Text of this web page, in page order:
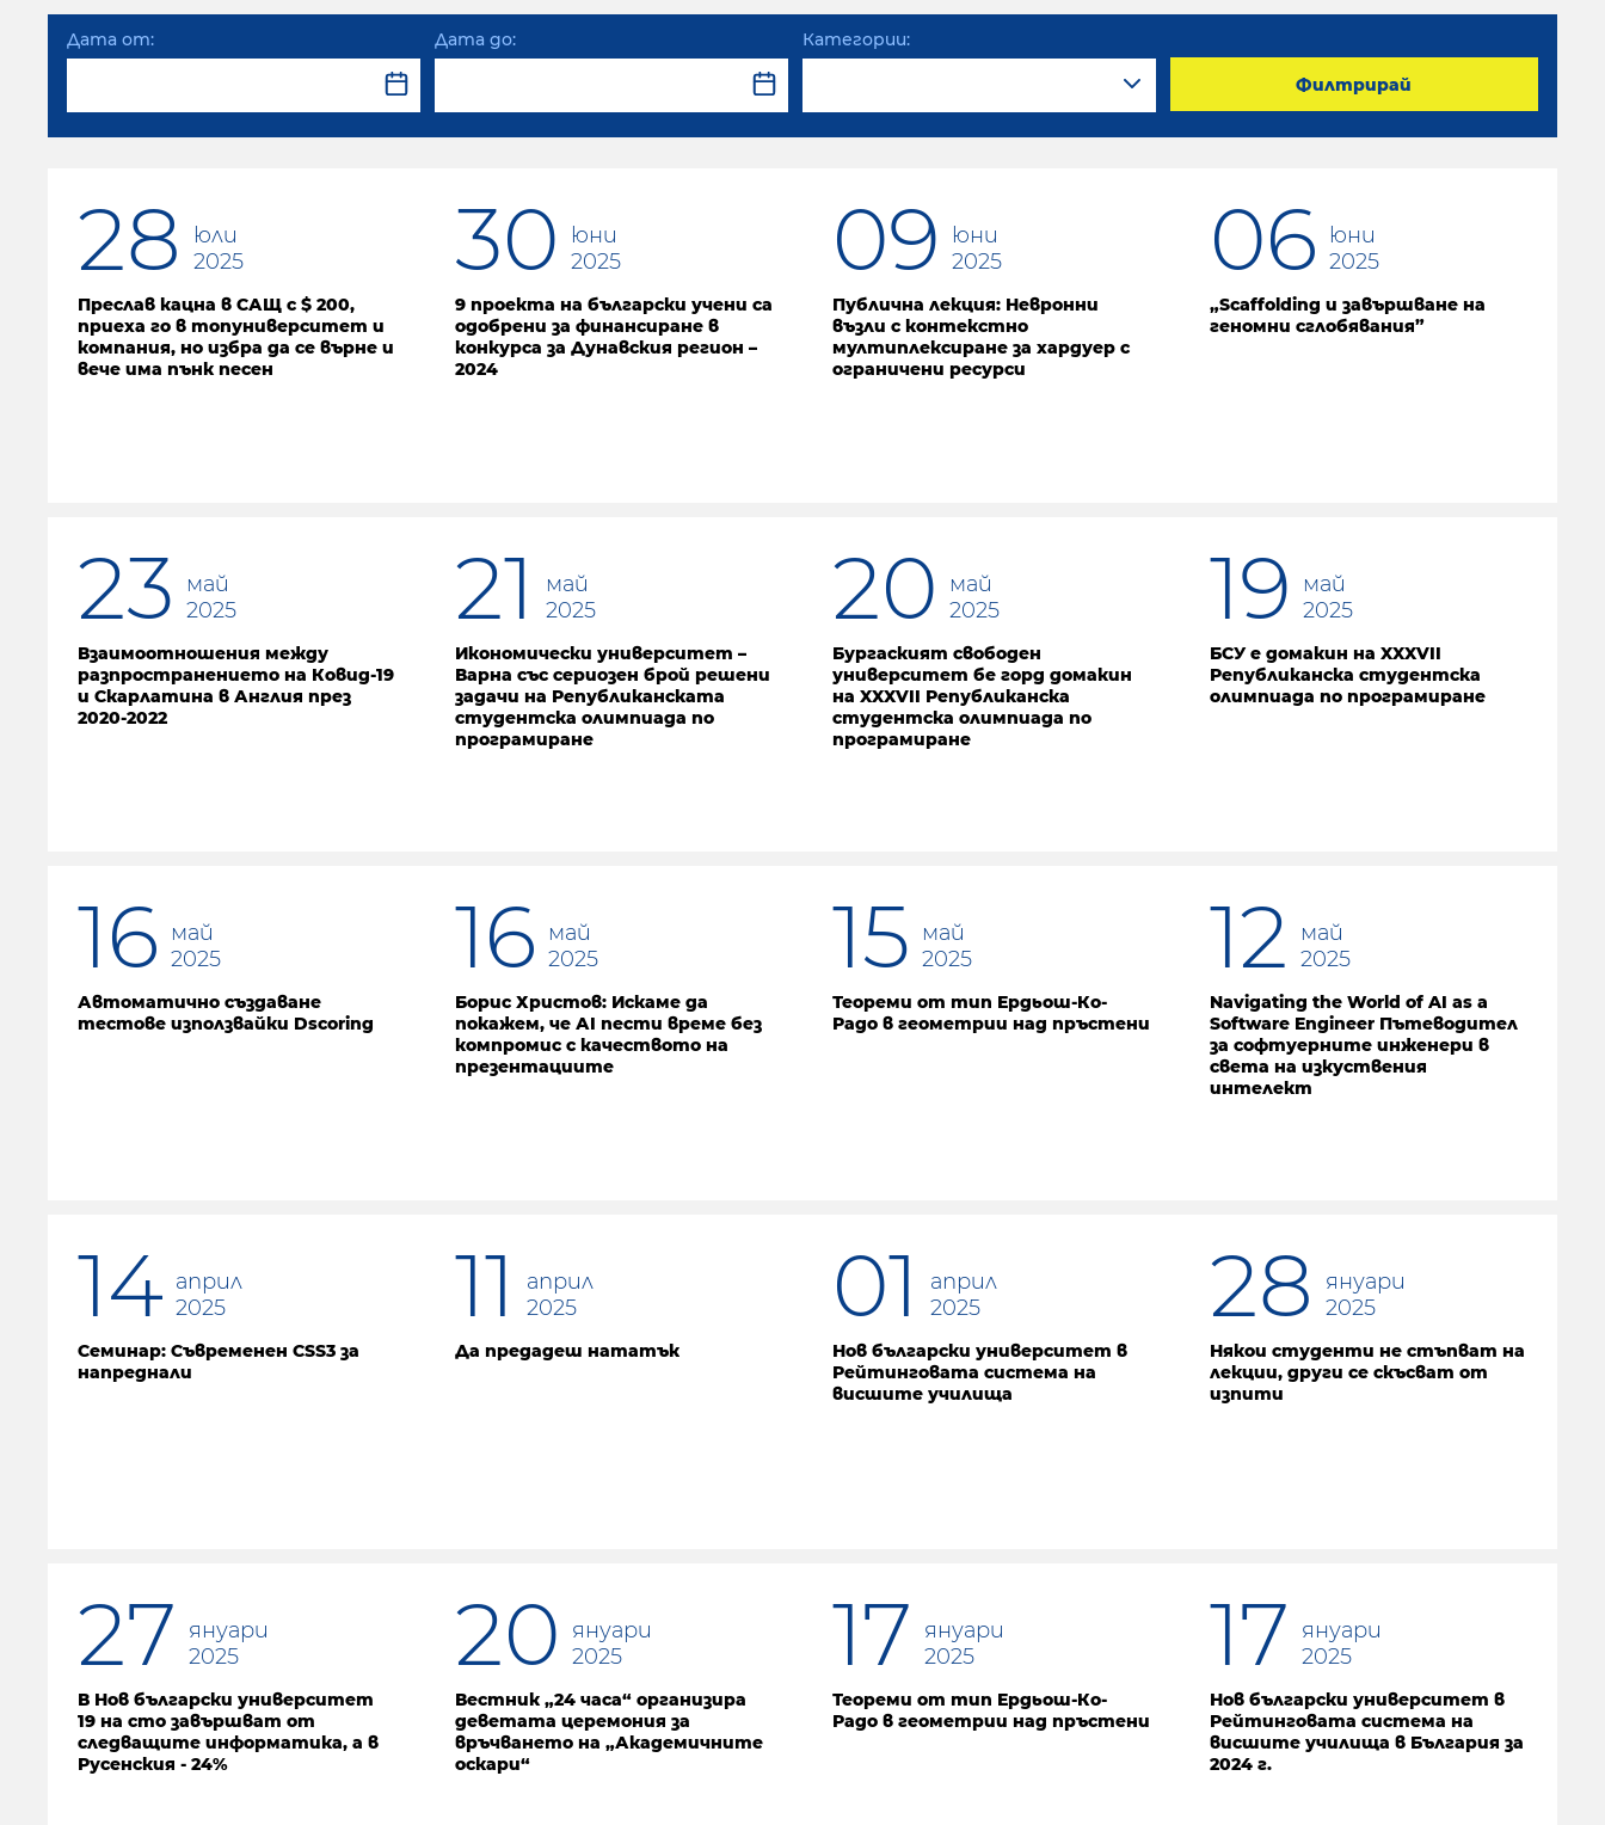
Дата от: Дата до: Категории:
Филтрирай
28
юли
2025
Преслав кацна в САЩ с $ 200,
приеха го в топуниверситет и
компания, но избра да се върне и
вече има пънк песен
30
юни
2025
9 проекта на български учени са
одобрени за финансиране в
конкурса за Дунавския регион –
2024
09
юни
2025
Публична лекция: Невронни
възли с контекстно
мултиплексиране за хардуер с
ограничени ресурси
06
юни
2025
„Scaffolding и завършване на
геномни сглобявания”
23
май
2025
Взаимоотношения между
разпространението на Ковид-19
и Скарлатина в Англия през
2020-2022
21
май
2025
Икономически университет –
Варна със сериозен брой решени
задачи на Републиканската
студентска олимпиада по
програмиране
20
май
2025
Бургаският свободен
университет бе горд домакин
на XXXVII Републиканска
студентска олимпиада по
програмиране
19
май
2025
БСУ е домакин на XXXVII
Републиканска студентска
олимпиада по програмиране
16
май
2025
Автоматично създаване
тестове използвайки Dscoring
16
май
2025
Борис Христов: Искаме да
покажем, че АI пести време без
компромис с качеството на
презентациите
15
май
2025
Теореми от тип Ердьош-Ко-
Радо в геометрии над пръстени
12
май
2025
Navigating the World of AI as a
Software Engineer Пътеводител
за софтуерните инженери в
света на изкуствения
интелект
14 април
2025
Семинар: Съвременен CSS3 за
напреднали
11
април
2025
Да предадеш нататък
01
април
2025
Нов български университет в
Рейтинговата система на
висшите училища
28
януари
2025
Някои студенти не стъпват на
лекции, други се скъсват от
изпити
27
януари
2025
В Нов български университет
19 на сто завършват от
следващите информатика, а в
Русенския - 24%
20
януари
2025
Вестник „24 часа“ организира
деветата церемония за
връчването на „Академичните
оскари“
17
януари
2025
Теореми от тип Ердьош-Ко-
Радо в геометрии над пръстени
17
януари
2025
Нов български университет в
Рейтинговата система на
висшите училища в България за
2024 г.